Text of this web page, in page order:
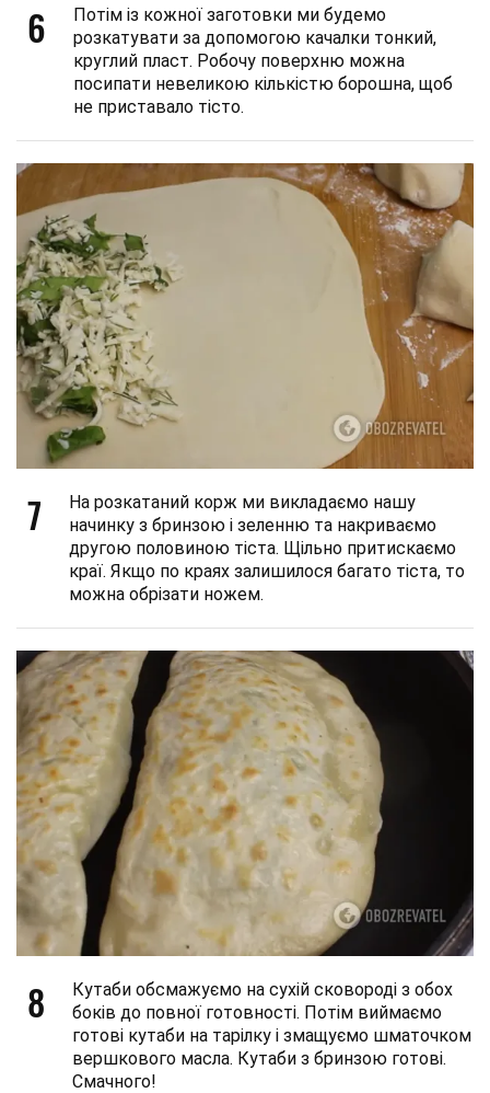
6
Потім із кожної заготовки ми будемо
розкатувати за допомогою качалки тонкий,
круглий пласт. Робочу поверхню можна
посипати невеликою кількістю борошна, щоб
не приставало тісто.
7
На розкатаний корж ми викладаємо нашу
начинку з бринзою і зеленню та накриваємо
другою половиною тіста. Щільно притискаємо
краї. Якщо по краях залишилося багато тіста, то
можна обрізати ножем.
8
Кутаби обсмажуємо на сухій сковороді з обох
боків до повної готовності. Потім виймаємо
готові кутаби на тарілку і змащуємо шматочком
вершкового масла. Кутаби з бринзою готові.
Смачного!